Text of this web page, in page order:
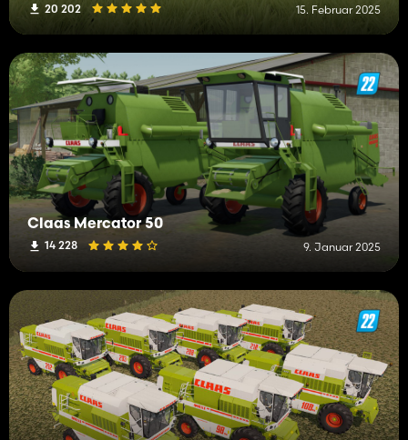
20 202 15. Februar 2025
Claas Mercator 50
14 228 9. Januar 2025